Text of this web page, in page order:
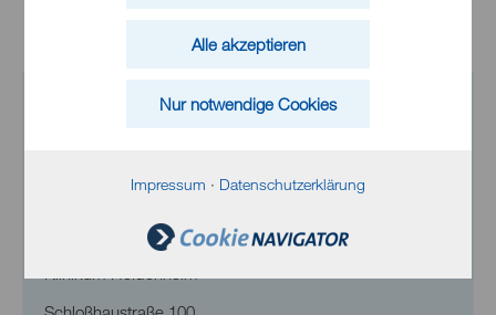
Alle akzeptieren
Nur notwendige Cookies
Impressum · Datenschutzerklärung